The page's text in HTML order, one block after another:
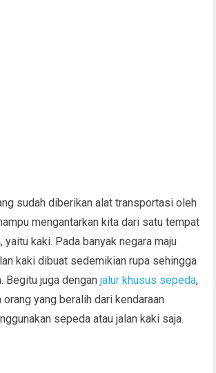
sudah diberikan alat transportasi oleh
mengantarkan kita dari satu tempat
yaitu kaki. Pada banyak negara maju
kaki dibuat sedemikian rupa sehingga
Begitu juga denganjalur khusus sepeda,
orang yang beralih dari kendaraan
sepeda atau jalan kaki saja.